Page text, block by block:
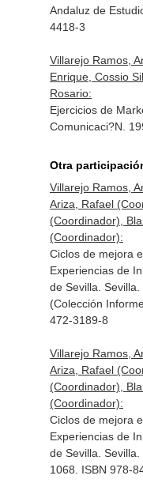
Andaluz de
4418-3
Villarejo Ramos,
Enrique, Cossio
Rosario:
Ejercicios de
Comunicaci?N.
Otra
Villarejo Ramos,
Ariza, Rafael
(Coordinador),
(Coordinador):
Ciclos de mejora
Experiencias de
de Sevilla.
(Colección
472-3189-8
Villarejo Ramos,
Ariza, Rafael
(Coordinador),
(Coordinador):
Ciclos de mejora
Experiencias de
de Sevilla.
1068. ISBN 978-